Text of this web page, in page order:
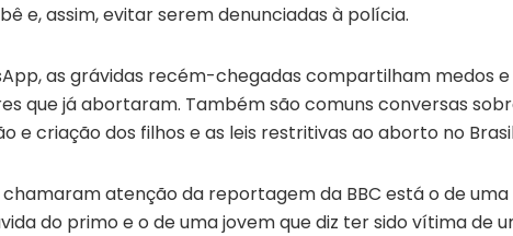
e, assim, evitar serem denunciadas à polícia.
as grávidas recém-chegadas compartilham medos
que já abortaram. Também são comuns conversas
e criação dos filhos e as leis restritivas ao aborto no
chamaram atenção da reportagem da BBC está o de
do primo e o de uma jovem que diz ter sido vítima de